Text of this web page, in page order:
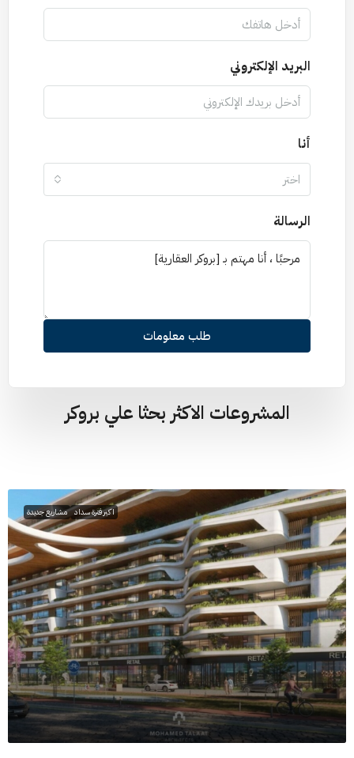
البريد الإلكتروني
أنا
اختر
الرسالة
طلب معلومات
المشروعات الاكثر بحثا علي بروكر
اكبر فترة سداد مشاريع جديدة